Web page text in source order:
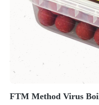
FTM Method Virus